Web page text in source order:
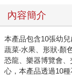
內容簡介
本產品包含10張幼
蔬菜‧水果、形狀‧
恐龍、樂器博覽會
心，本產品透過10